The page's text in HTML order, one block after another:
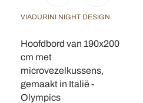
VIADURINI NIGHT DESIGN
Hoofdbord van 190x200
cm met
microvezelkussens,
gemaakt in Italië -
Olympics